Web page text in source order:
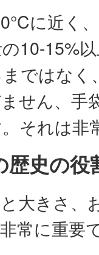
に近く
10-15%
ではな
せん、手
それは非
歴史の役
大きさ
常に重要